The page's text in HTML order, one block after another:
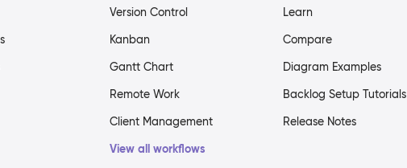
Version Control
Kanban
Gantt Chart
Remote Work
Client Management
View all workflows
Learn
Compare
Diagram Examples
Backlog Setup Tutorials
Release Notes